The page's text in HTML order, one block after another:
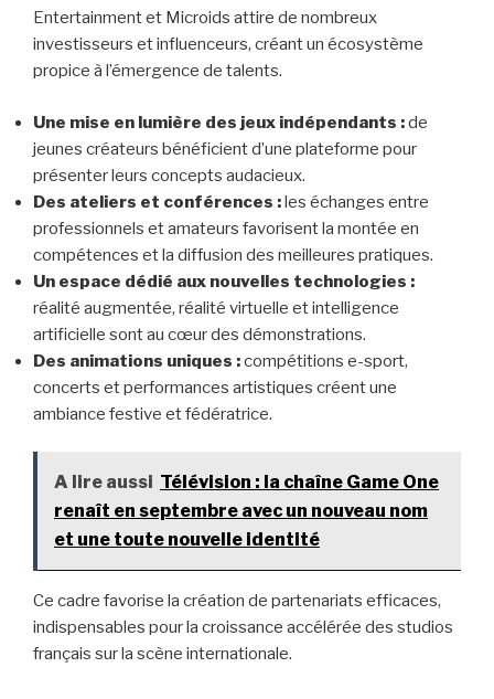
Entertainment et Microids attire de nombreux
investisseurs et influenceurs, créant un écosystème
propice à l’émergence de talents.
Une mise en lumière des jeux indépendants :de
jeunes créateurs bénéficient d’une plateforme pour
présenter leurs concepts audacieux.
Des ateliers et conférences :les échanges entre
professionnels et amateurs favorisent la montée en
compétences et la diffusion des meilleures pratiques.
Un espace dédié aux nouvelles technologies :
réalité augmentée, réalité virtuelle et intelligence
artificielle sont au cœur des démonstrations.
Des animations uniques :compétitions e-sport,
concerts et performances artistiques créent une
ambiance festive et fédératrice.
A lire aussi Télévision : la chaîne Game One
renaît en septembre avec un nouveau nom
et une toute nouvelle identité
Ce cadre favorise la création de partenariats efficaces,
indispensables pour la croissance accélérée des studios
français sur la scène internationale.